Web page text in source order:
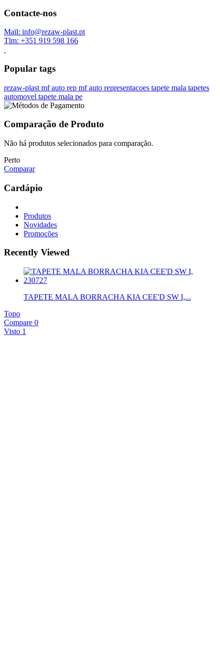
Contacte-nos
Mail: info@rezaw-plast.pt
Tlm: +351 919 598 166
Popular tags
rezaw-plast mf auto rep mf auto representacoes tapete mala tapetes
automovel tapete mala pe
Comparação de Produto
Não há produtos selecionados para comparação.
Perto
Comparar
Cardápio
Produtos
Novidades
Promoções
Recently Viewed
TAPETE MALA BORRACHA KIA CEE'D SW I,...
Topo
Compare 0
Visto 1